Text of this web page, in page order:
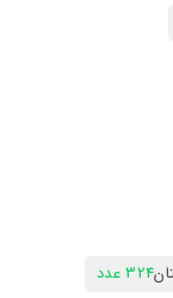
324 عدد